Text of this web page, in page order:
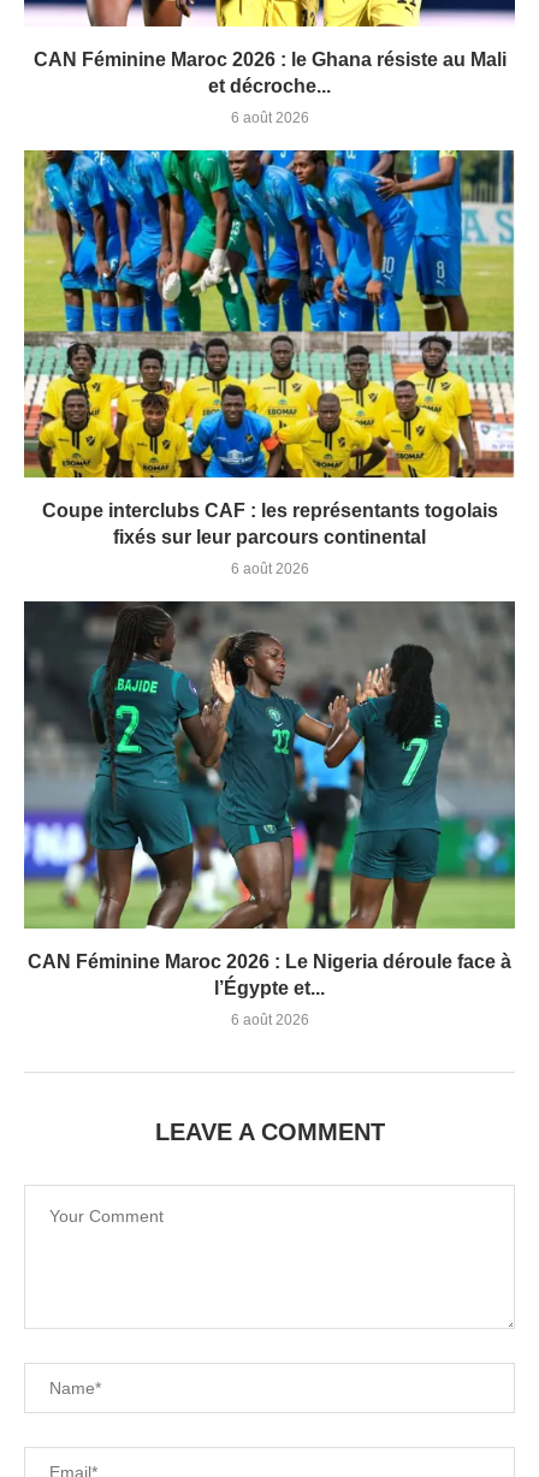
CAN Féminine Maroc 2026 : le Ghana résiste au Mali
et décroche...
6 août 2026
Coupe interclubs CAF : les représentants togolais
fixés sur leur parcours continental
6 août 2026
CAN Féminine Maroc 2026 : Le Nigeria déroule face à
l’Égypte et...
6 août 2026
LEAVE A COMMENT